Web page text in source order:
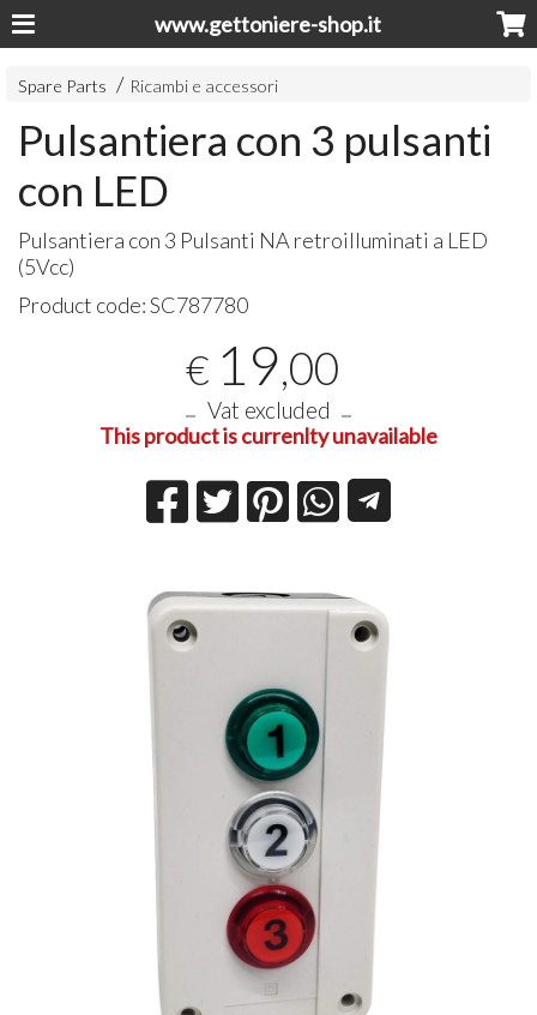
www.gettoniere-shop.it
Spare Parts Ricambi e accessori
Pulsantiera con 3 pulsanti
con LED
Pulsantiera con 3 Pulsanti NA retroilluminati a LED
(5Vcc)
Product code:SC787780
€ 19,00
Vat excluded
This product is currenlty unavailable